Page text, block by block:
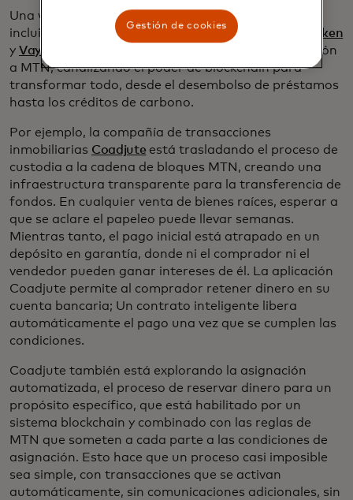
Una variedad de desarrolladores de aplicaciones,
incluidos
Coala Pay, Inveniam , Fresh Supply Co.
Senken
y Vayana
, entre otros, ya están dirigiendo su atención
a MTN, canalizando el poder de blockchain para
transformar todo, desde el desembolso de préstamos
hasta los créditos de carbono.
Por ejemplo, la compañía de transacciones
inmobiliarias Coadjute está trasladando el proceso de
custodia a la cadena de bloques MTN, creando una
infraestructura transparente para la transferencia de
fondos. En cualquier venta de bienes raíces, esperar a
que se aclare el papeleo puede llevar semanas.
Mientras tanto, el pago inicial está atrapado en un
depósito en garantía, donde ni el comprador ni el
vendedor pueden ganar intereses de él. La aplicación
Coadjute permite al comprador retener dinero en su
cuenta bancaria; Un contrato inteligente libera
automáticamente el pago una vez que se cumplen las
condiciones.
Coadjute también está explorando la asignación
automatizada, el proceso de reservar dinero para un
propósito específico, que está habilitado por un
sistema blockchain y combinado con las reglas de
MTN que someten a cada parte a las condiciones de
asignación. Esto hace que un proceso casi imposible
sea simple, con transacciones que se activan
automáticamente, sin comunicaciones adicionales, sin
Gestión de cookies